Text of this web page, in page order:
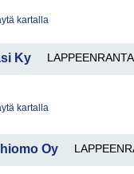
kartalla
Ky LAPPEENRANTA
kartalla
Oy